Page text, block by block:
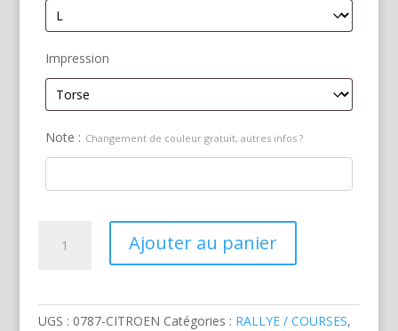
Impression
Note : Changement de couleur gratuit, autres infos ?
Ajouter au panier
UGS : 0787-CITROEN Catégories : RALLYE / COURSES,